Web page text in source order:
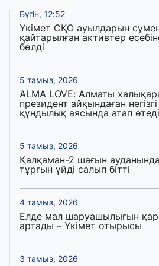
Бүгін, 12:52
Үкімет СҚО ауылдарын
қайтарылған активтер
бөлді
5 тамыз, 2026
ALMA LOVE: Алматы
президент айқындаған
құндылық аясында атап өтеді
5 тамыз, 2026
Қалқаман-2 шағын
тұрғын үйді салып бітті
4 тамыз, 2026
Елде мал шаруашылығын
артады – Үкімет отырысы
3 тамыз, 2026